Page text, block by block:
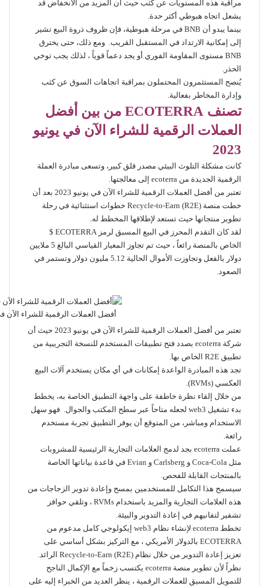
مراقبة هذه المستويات عن كثب حيث أن المزيد من الانخفاض قد
يشعل اتجاه هبوطي أكثر حدة.
بينما يبدو أن BNB في مرحلة هبوطية، فإن ظروف ذروة البيع تشير
إلى إمكانية الارتداد في المستقبل القريب. ومع ذلك، حتى يخترق
BNB مستوى المقاومة الفوري أو يجد دعماً قوياً ، لذلك يجب توخي
الحذر.
يُنصح المستثمرون المحتملون بمراقبة اتجاهات السوق عن كثب
وإدارة المخاطر بفعالية.
تصنف ECOTERRA من بين أفضل
العملات الرقمية للشراء الآن في يونيو
2023
كانت مشكلة التلوث البيئي مصدر قلق كبير، وتسعى مبادرة العملة
الرقمية الجديدة من ecoterra إلى معالجتها.
تعتبر من أفضل العملات الرقمية للشراء الآن في يونيو 2023 بعد أن
خطت منصة Recycle-to-Earn (R2E) خطوات استثنائية في رحلة
تطوير منتجاتها حيث تستعد لإطلاقها المخطط له.
لقد كان التقدم المحرز في البيع المسبق لرمز ECOTERRA $
الخاص بالمنصة رائعاً ، حيث تم تجاوز المعيار القياسي البالغ 5 ملايين
دولار بالفعل وتجاوزت الأموال الحالية 5.12 مليون دولار وتستمر في
الصعود.
أفضل العملات الرقمية للشراء الآن في
تعتبر من أفضل العملات الرقمية للشراء الآن في يونيو 2023 حيث أن
شركة ecoterra بصدد فتح تطبيقات المستخدم للنسخة التجريبية من
تطبيق R2E الخاص بها.
تجد هذه المبادرة الواعدة إمكانات في أي مكان يستخدم آلات البيع
العكسي (RVMs).
من خلال إلقاء نظرة خاطفة على واجهة التطبيق الخاصة به، يخطط
بدء تشغيل web3 لجعله متاحاً عبر سطح المكتب والجوال. فهو سهل
الاستخدام ومباشر، من المتوقع أن يوفر التطبيق تجربة مستخدم
رائعة.
عملت ecoterra بجد لدمج العلامات التجارية الرئيسية للمشروبات
مثل Coca-Cola و Carlsberg و Evian في قاعدة بياناتها الخاصة
بالمنتجات القابلة للفحص.
سيسمح هذا التكامل للمستخدمين بمسح وإعادة تدوير الزجاجات من
هذه العلامات التجارية والمزيد باستخدام RVMs ، وتلقي حوافز
تشفير لتفانيهم في إعادة التدوير والبيئة.
تخطط ecoterra لإنشاء نظام web3 إيكولوجي كامل مدعوم من
ECOTERRA بالدولار الأمريكي ، مع التركيز بشكل أساسي على
تعزيز إعادة التدوير من خلال نظام Recycle-to-Earn (R2E) الرائد.
نظراً لأن تطوير منصة ecoterra يكتسب زخماً مع الإكمال الناجح
للتمويل المسبق للعملات الرقمية ، ينظر العديد من الخبراء إليه على